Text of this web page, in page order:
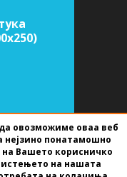
BEST NET STUDIO
овозможиме оваа веб
нејзино понатамошно
Вашето корисничко
на нашата